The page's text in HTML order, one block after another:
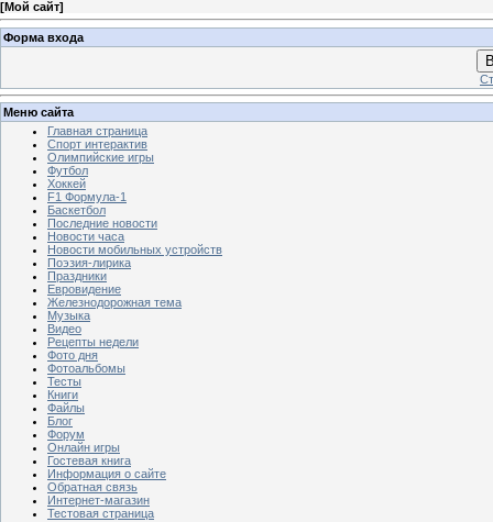
[Мой сайт]
Форма входа
Меню сайта
Главная страница
Спорт интерактив
Олимпийские игры
Футбол
Хоккей
F1 Формула-1
Баскетбол
Последние новости
Новости часа
Новости мобильных устройств
Поэзия-лирика
Праздники
Евровидение
Железнодорожная тема
Музыка
Видео
Рецепты недели
Фото дня
Фотоальбомы
Тесты
Книги
Файлы
Блог
Форум
Онлайн игры
Гостевая книга
Информация о сайте
Обратная связь
Интернет-магазин
Тестовая страница